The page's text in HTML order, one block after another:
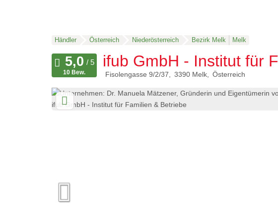
Händler Österreich Niederösterreich Bezirk Melk Melk
ifub GmbH - Institut für
Fisolengasse 9/2/37 3390 Melk Österreich
10 Bew.